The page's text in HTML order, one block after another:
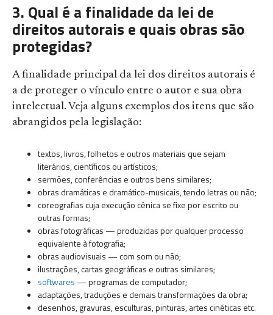
3. Qual é a finalidade da lei de
direitos autorais e quais obras são
protegidas?
A finalidade principal da lei dos direitos autorais é
a de proteger o vínculo entre o autor e sua obra
intelectual. Veja alguns exemplos dos itens que são
abrangidos pela legislação:
textos, livros, folhetos e outros materiais que sejam
literários, científicos ou artísticos;
sermões, conferências e outros bens similares;
obras dramáticas e dramático-musicais, tendo letras ou não;
coreografias cuja execução cênica se fixe por escrito ou
outras formas;
obras fotográficas — produzidas por qualquer processo
equivalente à fotografia;
obras audiovisuais — com som ou não;
ilustrações, cartas geográficas e outras similares;
softwares — programas de computador;
adaptações, traduções e demais transformações da obra;
desenhos, gravuras, esculturas, pinturas, artes cinéticas etc.